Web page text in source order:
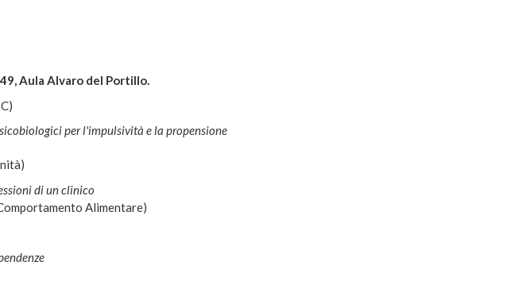
Aula Alvaro del Portillo.
per l'impulsività e la propensione
di un clinico
Alimentare)